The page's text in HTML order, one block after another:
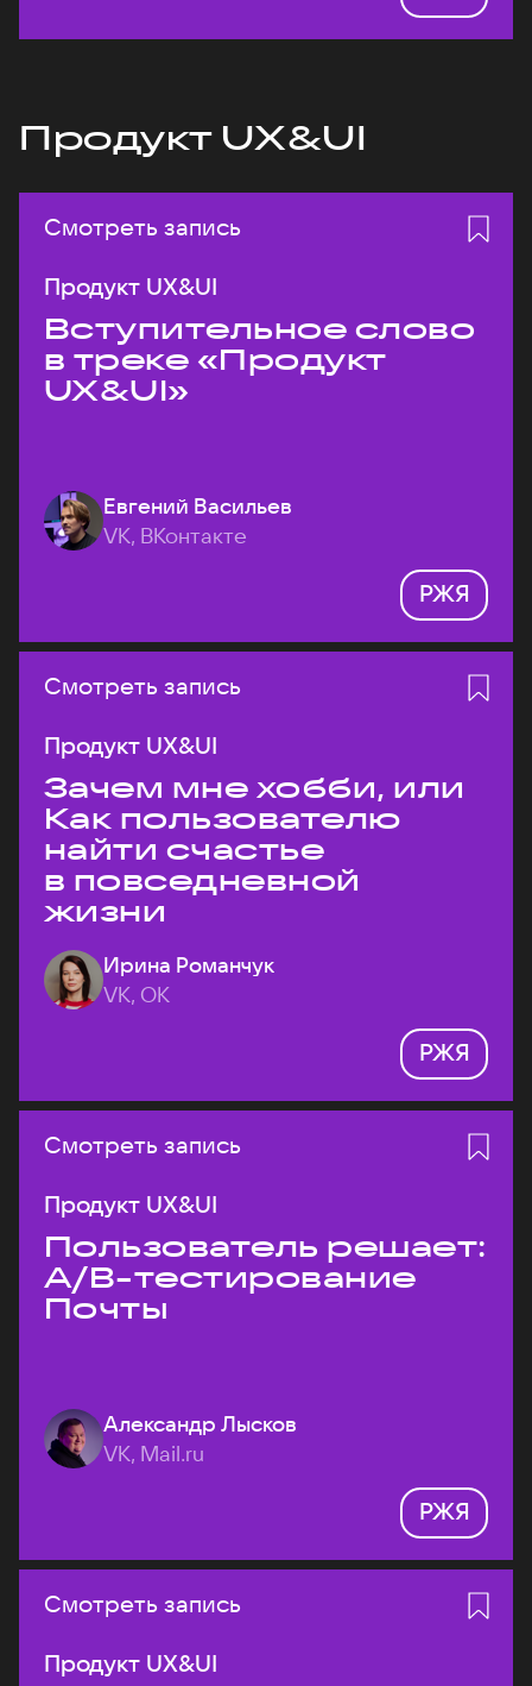
Продукт UX&UI
Смотреть запись
Продукт UX&UI
Вступительное слово
в треке «Продукт
UX&UI»
Евгений Васильев
VK, ВКонтакте
РЖЯ
Смотреть запись
Продукт UX&UI
Зачем мне хобби, или
Как пользователю
найти счастье
в повседневной
жизни
Ирина Романчук
VK, ОК
РЖЯ
Смотреть запись
Продукт UX&UI
Пользователь решает:
A/B-тестирование
Почты
Александр Лысков
VK, Mail.ru
РЖЯ
Смотреть запись
Продукт UX&UI